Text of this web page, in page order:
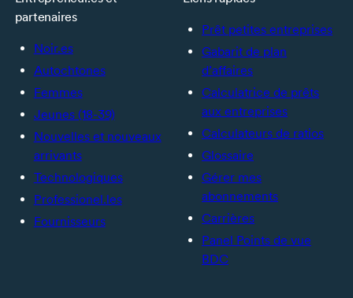
partenaires
Noir.es
Autochtones
Femmes
Jeunes (18-39)
Nouvelles et nouveaux
arrivants
Technologiques
Professionel.les
Fournisseurs
Prêt petites entreprises
Gabarit de plan
d’affaires
Calculatrice de prêts
aux entreprises
Calculateurs de ratios
Glossaire
Gérer mes
abonnements
Carrières
Panel Points de vue
BDC